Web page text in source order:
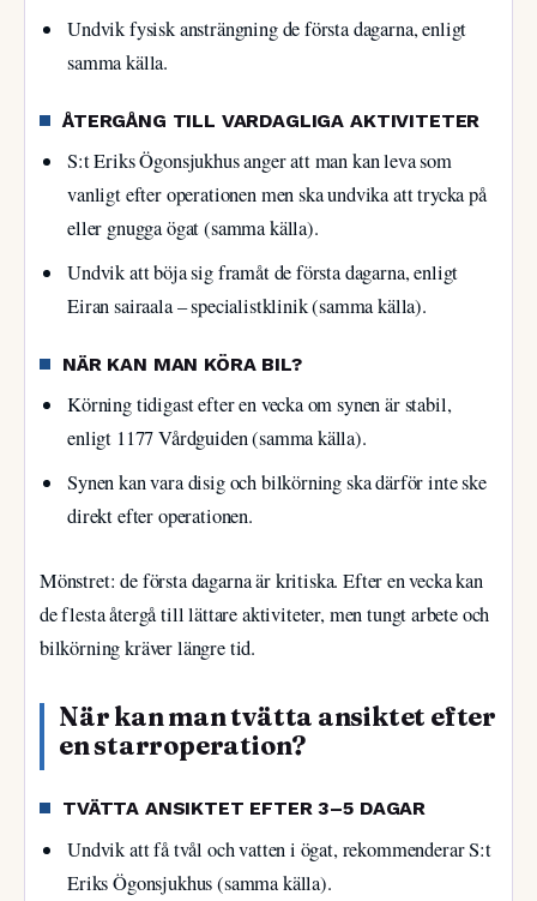
Undvik fysisk ansträngning de första dagarna, enligt
samma källa.
ÅTERGÅNG TILL VARDAGLIGA AKTIVITETER
S:t Eriks Ögonsjukhus anger att man kan leva som
vanligt efter operationen men ska undvika att trycka på
eller gnugga ögat (samma källa).
Undvik att böja sig framåt de första dagarna, enligt
Eiran sairaala – specialistklinik (samma källa).
NÄR KAN MAN KÖRA BIL?
Körning tidigast efter en vecka om synen är stabil,
enligt 1177 Vårdguiden (samma källa).
Synen kan vara disig och bilkörning ska därför inte ske
direkt efter operationen.
Mönstret: de första dagarna är kritiska. Efter en vecka kan
de flesta återgå till lättare aktiviteter, men tungt arbete och
bilkörning kräver längre tid.
När kan man tvätta ansiktet efter
en starroperation?
TVÄTTA ANSIKTET EFTER 3–5 DAGAR
Undvik att få tvål och vatten i ögat, rekommenderar S:t
Eriks Ögonsjukhus (samma källa).